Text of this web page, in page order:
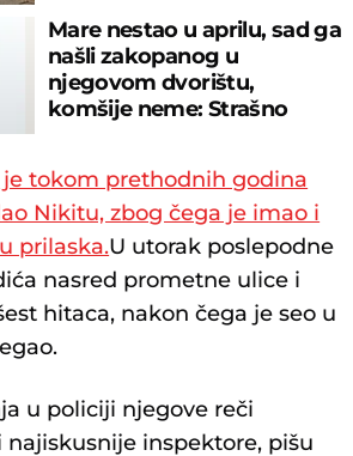
Mare nestao u aprilu, sad ga
našli zakopanog u
njegovom dvorištu,
komšije neme: Strašno
je tokom prethodnih godina
Nikitu, zbog čega je imao i
prilaska.U utorak poslepodne
nasred prometne ulice i
hitaca, nakon čega je seo u
u policiji njegove reči
najiskusnije inspektore, pišu